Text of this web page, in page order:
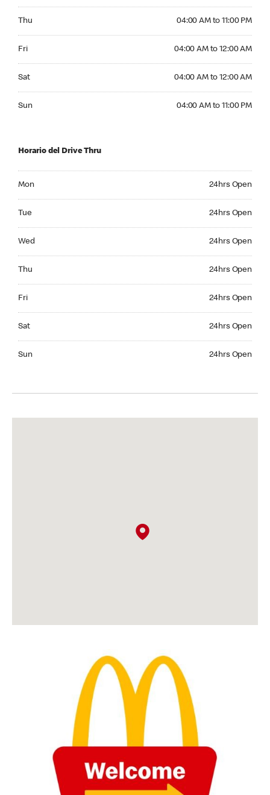
Thu 04:00 AM to 11:00 PM
Fri 04:00 AM to 12:00 AM
Sat 04:00 AM to 12:00 AM
Sun 04:00 AM to 11:00 PM
Horario del Drive Thru
Mon 24hrs Open
Tue 24hrs Open
Wed 24hrs Open
Thu 24hrs Open
Fri 24hrs Open
Sat 24hrs Open
Sun 24hrs Open